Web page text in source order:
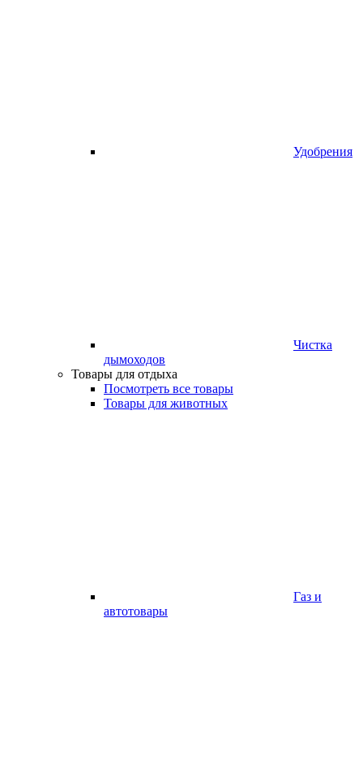
Удобрения
Чистка
дымоходов
Товары для отдыха
Посмотреть все товары
Товары для животных
Газ и
автотовары